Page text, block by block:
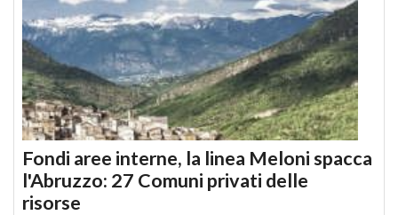
Fondi aree interne, la linea Meloni spacca
l'Abruzzo: 27 Comuni privati delle
risorse